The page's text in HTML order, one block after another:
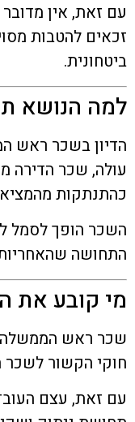
עם זאת, אין
זכאים להטבות
ביטחונית.
למה הנושא
הדיון בשכר ראש
עולה, שכר הדירה
כהתנתקות
השכר הופך לסמל
התחושה
מי קובע את
שכר ראש הממשלה
חוקי הקשור לשכר
עם זאת, עצם